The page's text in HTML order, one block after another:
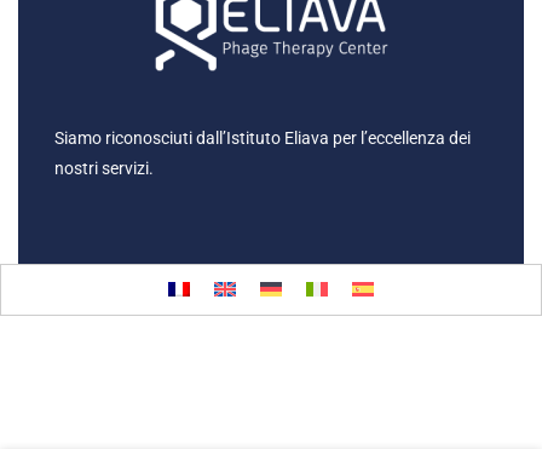
Siamo riconosciuti dall’Istituto Eliava per l’eccellenza dei
nostri servizi.